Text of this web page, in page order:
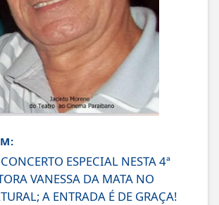
ESPECIAL NESTA 4ª
VANESSA DA MATA NO
A ENTRADA É DE GRAÇA!